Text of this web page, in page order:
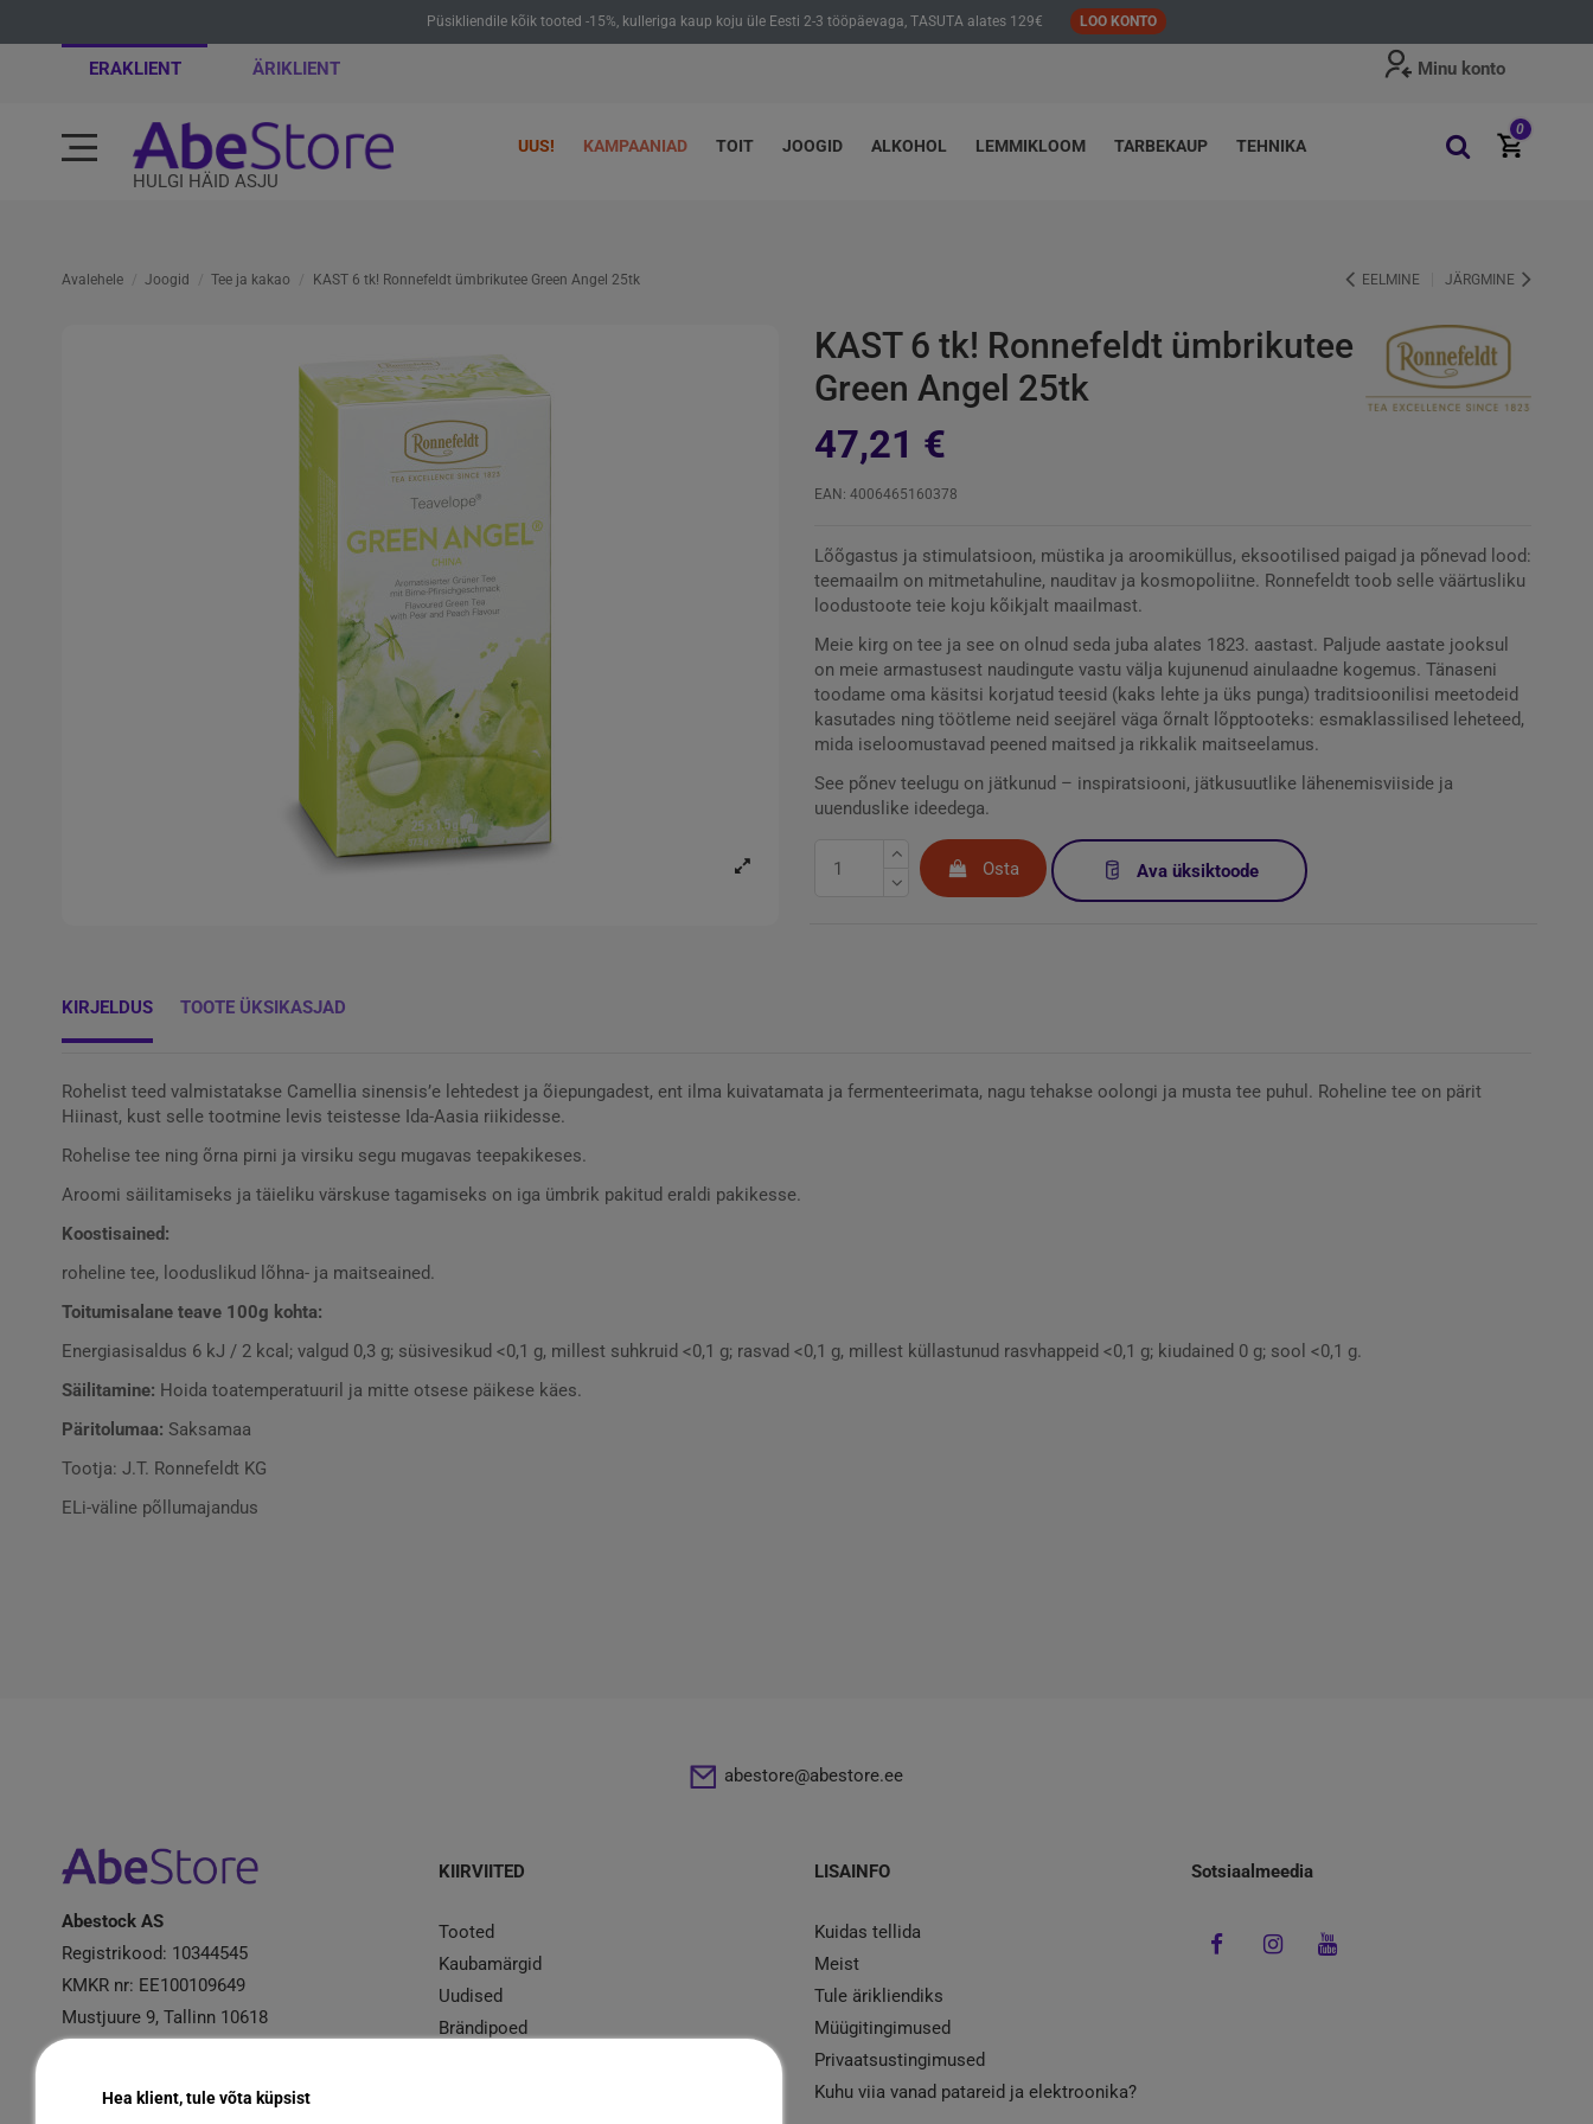
Püsikliendile kõik tooted -15%, kulleriga kaup koju üle Eesti 2-3 tööpäevaga, TASUTA alates 129€ LOO KONTO
ERAKLIENT ÄRIKLIENT Minu konto
HULGI HÄID ASJU
UUS! KAMPAANIAD TOIT JOOGID ALKOHOL LEMMIKLOOM TARBEKAUP TEHNIKA
0
Avalehele Joogid Tee ja kakao KAST 6 tk! Ronnefeldt ümbrikutee Green Angel 25tk EELMINE JÄRGMINE
KAST 6 tk! Ronnefeldt ümbrikutee
Green Angel 25tk
47,21 €
EAN: 4006465160378
Lõõgastus ja stimulatsioon, müstika ja aroomiküllus, eksootilised paigad ja põnevad lood:
teemaailm on mitmetahuline, nauditav ja kosmopoliitne. Ronnefeldt toob selle väärtusliku
loodustoote teie koju kõikjalt maailmast.
Meie kirg on tee ja see on olnud seda juba alates 1823. aastast. Paljude aastate jooksul
on meie armastusest naudingute vastu välja kujunenud ainulaadne kogemus. Tänaseni
toodame oma käsitsi korjatud teesid (kaks lehte ja üks punga) traditsioonilisi meetodeid
kasutades ning töötleme neid seejärel väga õrnalt lõpptooteks: esmaklassilised leheteed,
mida iseloomustavad peened maitsed ja rikkalik maitseelamus.
See põnev teelugu on jätkunud – inspiratsiooni, jätkusuutlike lähenemisviiside ja
uuenduslike ideedega.
Osta Ava üksiktoode
KIRJELDUS TOOTE ÜKSIKASJAD
Rohelist teed valmistatakse Camellia sinensis’e lehtedest ja õiepungadest, ent ilma kuivatamata ja fermenteerimata, nagu tehakse oolongi ja musta tee puhul. Roheline tee on pärit
Hiinast, kust selle tootmine levis teistesse Ida-Aasia riikidesse.
Rohelise tee ning õrna pirni ja virsiku segu mugavas teepakikeses.
Aroomi säilitamiseks ja täieliku värskuse tagamiseks on iga ümbrik pakitud eraldi pakikesse.
Koostisained:
roheline tee, looduslikud lõhna- ja maitseained.
Toitumisalane teave 100g kohta:
Energiasisaldus 6 kJ / 2 kcal; valgud 0,3 g; süsivesikud <0,1 g, millest suhkruid <0,1 g; rasvad <0,1 g, millest küllastunud rasvhappeid <0,1 g; kiudained 0 g; sool <0,1 g.
Säilitamine: Hoida toatemperatuuril ja mitte otsese päikese käes.
Päritolumaa: Saksamaa
Tootja: J.T. Ronnefeldt KG
ELi-väline põllumajandus
abestore@abestore.ee
Abestock AS
Registrikood: 10344545
KMKR nr: EE100109649
Mustjuure 9, Tallinn 10618
KIIRVIITED
Tooted
Kaubamärgid
Uudised
Brändipoed
LISAINFO
Kuidas tellida
Meist
Tule ärikliendiks
Müügitingimused
Privaatsustingimused
Kuhu viia vanad patareid ja elektroonika?
Hea klient, tule võta küpsist
Sotsiaalmeedia